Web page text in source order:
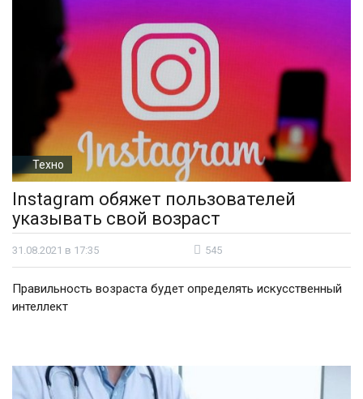
Техно
Instagram обяжет пользователей
указывать свой возраст
31.08.2021 в 17:35 545
Правильность возраста будет определять искусственный
интеллект